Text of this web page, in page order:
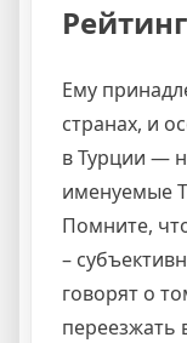
Ему
странах, и
в Турции —
именуемые
Помните,
–
говорят о
переезжать